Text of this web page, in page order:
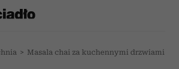
> Masala chai za kuchennymi drzwiami